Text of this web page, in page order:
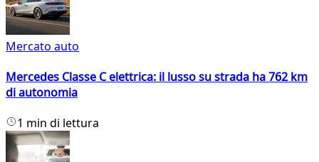
Mercato auto
Mercedes Classe C elettrica: il lusso su strada ha 762 km
di autonomia
1 min di lettura